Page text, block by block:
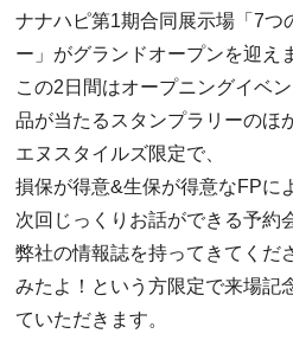
ナナハピ第1期合同展示場「7つ
ー」がグランドオープンを迎え
この2日間はオープニングイベ
品が当たるスタンプラリーのほ
エヌスタイルズ限定で、
損保が得意&生保が得意なFPに
次回じっくりお話ができる予約
弊社の情報誌を持ってきてくだ
みたよ！という方限定で来場記
ていただきます。